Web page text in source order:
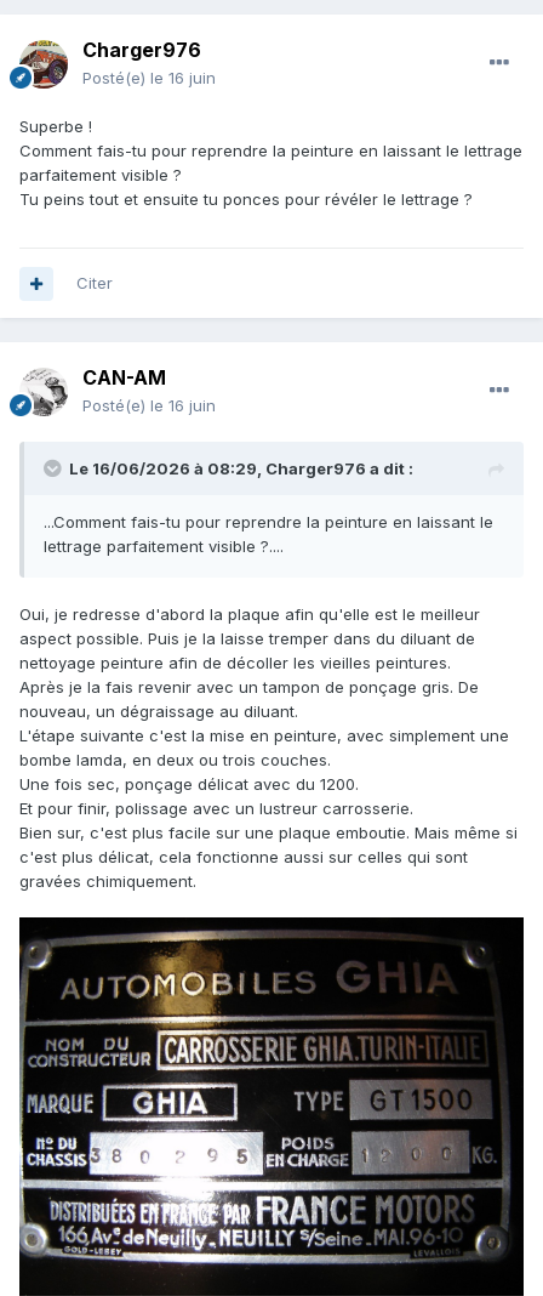
Charger976
Posté(e) le 16 juin
Superbe !
Comment fais-tu pour reprendre la peinture en laissant le lettrage
parfaitement visible ?
Tu peins tout et ensuite tu ponces pour révéler le lettrage ?
Citer
CAN-AM
Posté(e) le 16 juin
Le 16/06/2026 à 08:29, Charger976 a dit :
...Comment fais-tu pour reprendre la peinture en laissant le
lettrage parfaitement visible ?....
Oui, je redresse d'abord la plaque afin qu'elle est le meilleur
aspect possible. Puis je la laisse tremper dans du diluant de
nettoyage peinture afin de décoller les vieilles peintures.
Après je la fais revenir avec un tampon de ponçage gris. De
nouveau, un dégraissage au diluant.
L'étape suivante c'est la mise en peinture, avec simplement une
bombe lamda, en deux ou trois couches.
Une fois sec, ponçage délicat avec du 1200.
Et pour finir, polissage avec un lustreur carrosserie.
Bien sur, c'est plus facile sur une plaque emboutie. Mais même si
c'est plus délicat, cela fonctionne aussi sur celles qui sont
gravées chimiquement.